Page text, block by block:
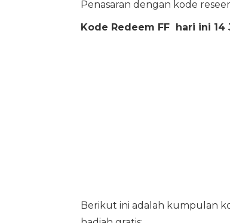
Penasaran dengan kode
Kode Redeem FF hari ini 14
Berikut ini adalah kumpulan